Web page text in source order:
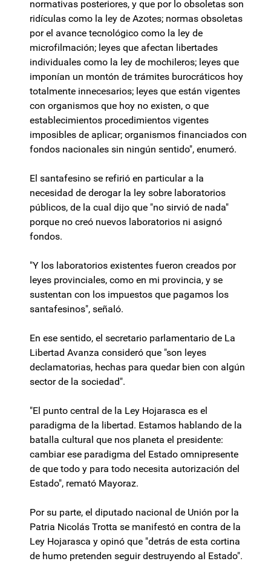
normativas posteriores, y que por lo obsoletas son
ridículas como la ley de Azotes; normas obsoletas
por el avance tecnológico como la ley de
microfilmación; leyes que afectan libertades
individuales como la ley de mochileros; leyes que
imponían un montón de trámites burocráticos hoy
totalmente innecesarios; leyes que están vigentes
con organismos que hoy no existen, o que
establecimientos procedimientos vigentes
imposibles de aplicar; organismos financiados con
fondos nacionales sin ningún sentido", enumeró.
El santafesino se refirió en particular a la
necesidad de derogar la ley sobre laboratorios
públicos, de la cual dijo que "no sirvió de nada"
porque no creó nuevos laboratorios ni asignó
fondos.
"Y los laboratorios existentes fueron creados por
leyes provinciales, como en mi provincia, y se
sustentan con los impuestos que pagamos los
santafesinos", señaló.
En ese sentido, el secretario parlamentario de La
Libertad Avanza consideró que "son leyes
declamatorias, hechas para quedar bien con algún
sector de la sociedad".
"El punto central de la Ley Hojarasca es el
paradigma de la libertad. Estamos hablando de la
batalla cultural que nos planeta el presidente:
cambiar ese paradigma del Estado omnipresente
de que todo y para todo necesita autorización del
Estado", remató Mayoraz.
Por su parte, el diputado nacional de Unión por la
Patria Nicolás Trotta se manifestó en contra de la
Ley Hojarasca y opinó que "detrás de esta cortina
de humo pretenden seguir destruyendo al Estado".